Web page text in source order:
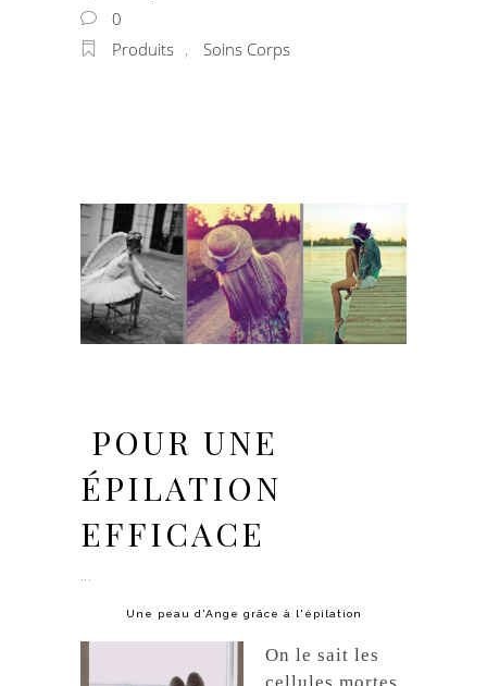
0
Produits , Soins Corps
POUR UNE
ÉPILATION
EFFICACE
Une peau d'Ange grâce à l'épilation
On le sait les